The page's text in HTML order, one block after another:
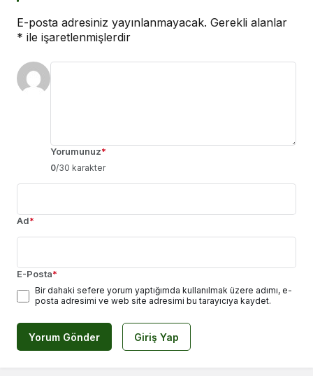
E-posta adresiniz yayınlanmayacak. Gerekli alanlar
* ile işaretlenmişlerdir
Yorumunuz*
0/30 karakter
Ad*
E-Posta*
Bir dahaki sefere yorum yaptığımda kullanılmak üzere adımı, e-
posta adresimi ve web site adresimi bu tarayıcıya kaydet.
Yorum Gönder Giriş Yap